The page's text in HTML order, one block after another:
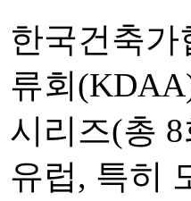
한국건축
류회
시리즈(총
유럽, 특히